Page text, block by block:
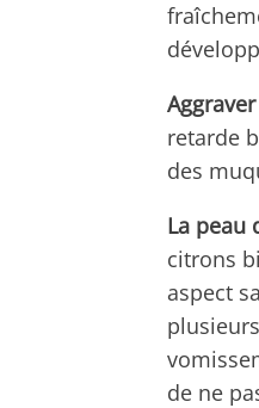
retarde
des
La peau
citrons
aspect
de ne